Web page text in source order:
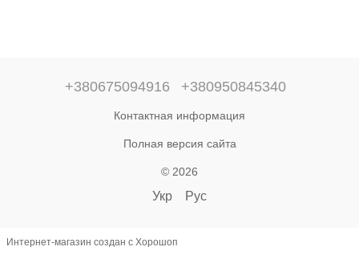
+380675094916 +380950845340
Контактная информация
Полная версия сайта
© 2026
Укр Рус
Интернет-магазин создан с Хорошоп